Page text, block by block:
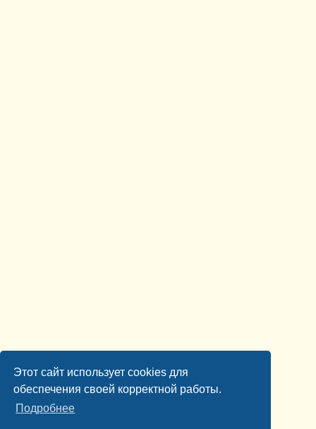
Этот сайт использует cookies для
обеспечения своей корректной работы.
Подробнее